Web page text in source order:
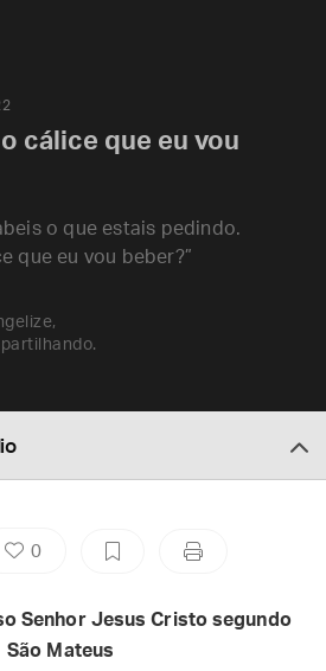
cálice que eu vou
o que estais pedindo.
que eu vou beber?”
0
Senhor Jesus Cristo segundo
São Mateus